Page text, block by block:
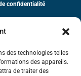
des technologies telles
des appareils.
de traiter des
confidentialité